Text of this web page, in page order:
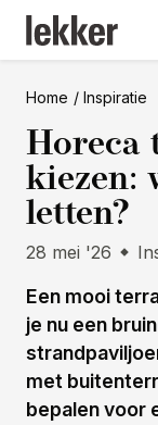
Home Inspiratie
Horeca
kiezen:
letten?
28 mei '26
Een mooi
je nu een
met
bepalen voor